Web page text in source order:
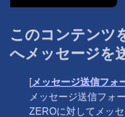
このコンテンツ
へメッセージを
[メッセージ送信フォ
メッセージ送信フォ
ZEROに対してメッ